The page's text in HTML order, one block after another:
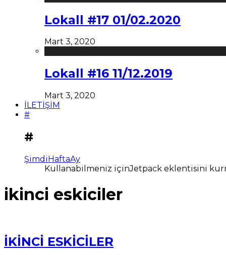
Lokall #17 01/02.2020
Mart 3, 2020
Lokall #16 11/12.2019
Mart 3, 2020
İLETİŞİM
#
#
ŞimdiHaftaAy
Kullanabilmeniz içinJetpack eklentisini
ikinci eskiciler
İKİNCİ ESKİCİLER